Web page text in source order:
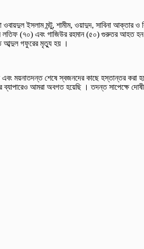
ইসলাম মন্টু, শামীম, ওয়াদুদ, সাবিনা আক্তার
(৭০) এবং গাজিউর রহমান (৫০) গুরুতর আহত হন।
আব্দুল গফুরের মৃত্যু হয় ।
ময়নাতদন্ত শেষে স্বজনদের কাছে হস্তান্তর করা
ব্যাপারেও আমরা অবগত হয়েছি । তদন্ত সাপেক্ষে